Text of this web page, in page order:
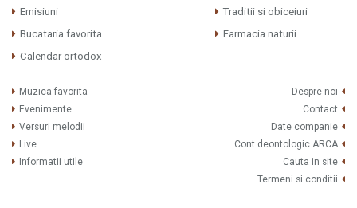
Emisiuni
Traditii si obiceiuri
Bucataria favorita
Farmacia naturii
Calendar ortodox
Muzica favorita
Evenimente
Versuri melodii
Live
Informatii utile
Despre noi
Contact
Date companie
Cont deontologic ARCA
Cauta in site
Termeni si conditii